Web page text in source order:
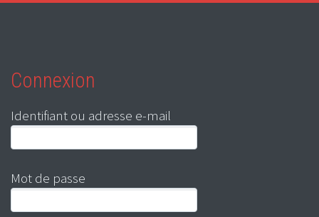
Connexion
Identifiant ou adresse e-mail
Mot de passe